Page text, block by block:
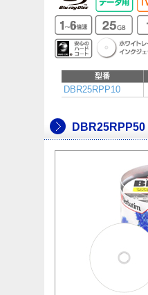
型番
DBR25RPP10
DBR25RPP50